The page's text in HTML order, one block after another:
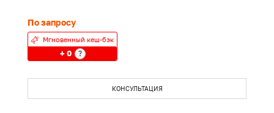
По запросу
Мгновенный кеш-бэк
+ 0 ?
КОНСУЛЬТАЦИЯ